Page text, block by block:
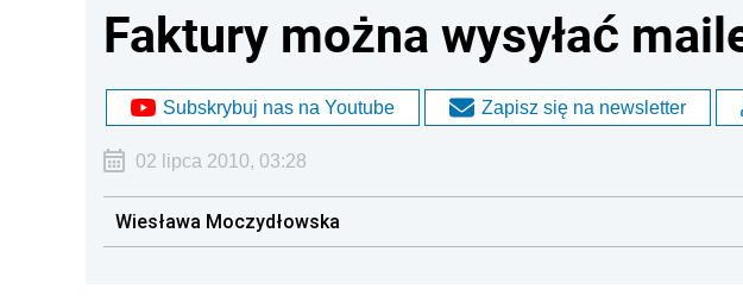
Faktury można wysyłać
Subskrybuj nas na Youtube Zapisz się na newsletter
02 lipca 2010, 03:28
Wiesława Moczydłowska